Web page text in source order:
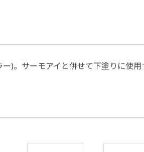
)。サーモアイと併せて下塗りに使